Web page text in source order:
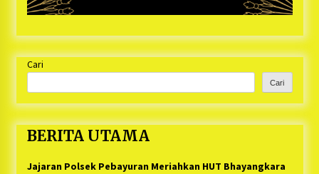
Cari
Cari
BERITA UTAMA
Jajaran Polsek Pebayuran Meriahkan HUT Bhayangkara